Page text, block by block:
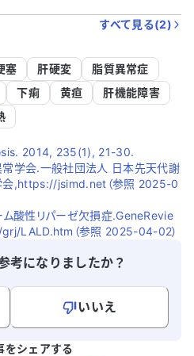
すべて見る(2)
塞 肝硬変
脂質異常症
下痢 黄疸
肝機能障害
2014, 235(1), 21-30.
学会.一般社団法人 日本先天代謝
会,https://jsimd.net（参照 2025-0
酸性リパーゼ欠損症.GeneRevie
LALD.htm（参照 2025-04-02）
考になりましたか？
いいえ
をシェアする